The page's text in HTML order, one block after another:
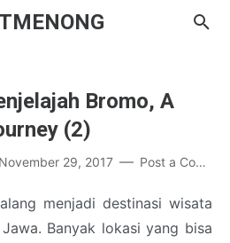
Bromo, A
(2)
29, 2017 Post a Comment
menjadi destinasi wisata
Banyak lokasi yang bisa